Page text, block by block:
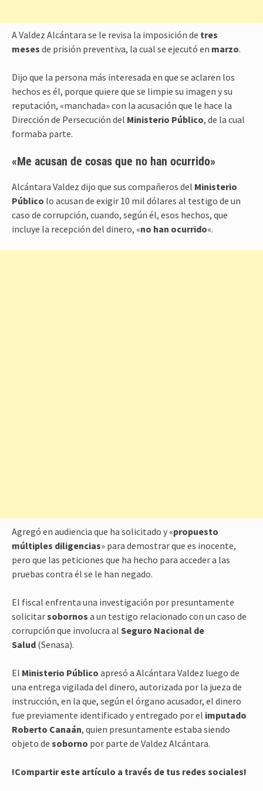
A Valdez Alcántara se le revisa la imposición de tres
meses de prisión preventiva, la cual se ejecutó en marzo.
Dijo que la persona más interesada en que se aclaren los
hechos es él, porque quiere que se limpie su imagen y su
reputación, «manchada» con la acusación que le hace la
Dirección de Persecución del Ministerio Público, de la cual
formaba parte.
«Me acusan de cosas que no han ocurrido»
Alcántara Valdez dijo que sus compañeros del Ministerio
Público lo acusan de exigir 10 mil dólares al testigo de un
caso de corrupción, cuando, según él, esos hechos, que
incluye la recepción del dinero, «no han ocurrido«.
Agregó en audiencia que ha solicitado y «propuesto
múltiples diligencias» para demostrar que es inocente,
pero que las peticiones que ha hecho para acceder a las
pruebas contra él se le han negado.
El fiscal enfrenta una investigación por presuntamente
solicitarsobornos a un testigo relacionado con un caso de
corrupción que involucra al Seguro Nacional de
Salud (Senasa).
El Ministerio Público apresó a Alcántara Valdez luego de
una entrega vigilada del dinero, autorizada por la jueza de
instrucción, en la que, según el órgano acusador, el dinero
fue previamente identificado y entregado por el imputado
Roberto Canaán, quien presuntamente estaba siendo
objeto de soborno por parte de Valdez Alcántara.
!Compartir este artículo a través de tus redes sociales!